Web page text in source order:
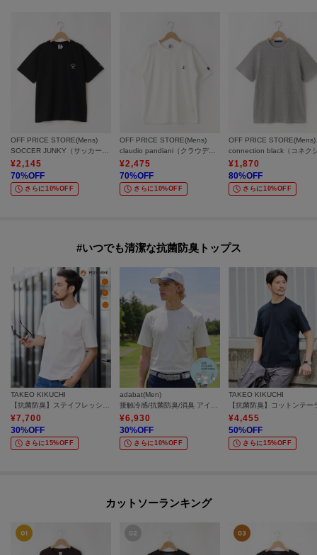
OFF PRICE STORE(Mens)
¥2,145
70%OFF
さらに10%OFF
OFF PRICE STORE(Mens)
¥2,475
70%OFF
さらに10%OFF
OFF PRICE STORE(Mens)
¥1,870
80%OFF
さらに10%OFF
#いつでも清潔な抗菌防臭トップス
TAKEO KIKUCHI
¥7,700
30%OFF
さらに15%OFF
adabat(Men)
¥6,930
30%OFF
さらに10%OFF
TAKEO KIKUCHI
¥4,455
50%OFF
さらに15%OFF
カットソーランキング